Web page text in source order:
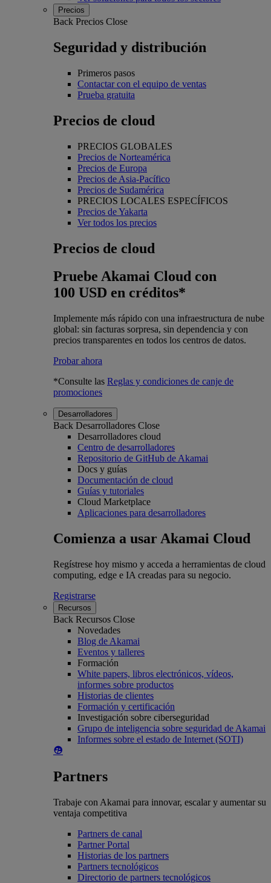
Precios
Back Precios Close
Seguridad y distribución
Primeros pasos
Contactar con el equipo de ventas
Prueba gratuita
Precios de cloud
PRECIOS GLOBALES
Precios de Norteamérica
Precios de Europa
Precios de Asia-Pacífico
Precios de Sudamérica
PRECIOS LOCALES ESPECÍFICOS
Precios de Yakarta
Ver todos los precios
Precios de cloud
Pruebe Akamai Cloud con
100 USD en créditos*
Implemente más rápido con una infraestructura de nube
global: sin facturas sorpresa, sin dependencia y con
precios transparentes en todos los centros de datos.
Probar ahora
*Consulte las Reglas y condiciones de canje de
promociones
Desarrolladores
Back Desarrolladores Close
Desarrolladores cloud
Centro de desarrolladores
Repositorio de GitHub de Akamai
Docs y guías
Documentación de cloud
Guías y tutoriales
Cloud Marketplace
Aplicaciones para desarrolladores
Comienza a usar Akamai Cloud
Regístrese hoy mismo y acceda a herramientas de cloud
computing, edge e IA creadas para su negocio.
Registrarse
Recursos
Back Recursos Close
Novedades
Blog de Akamai
Eventos y talleres
Formación
White papers, libros electrónicos, vídeos,
informes sobre productos
Historias de clientes
Formación y certificación
Investigación sobre ciberseguridad
Grupo de inteligencia sobre seguridad de Akamai
Informes sobre el estado de Internet (SOTI)
Partners
Trabaje con Akamai para innovar, escalar y aumentar su
ventaja competitiva
Partners de canal
Partner Portal
Historias de los partners
Partners tecnológicos
Directorio de partners tecnológicos